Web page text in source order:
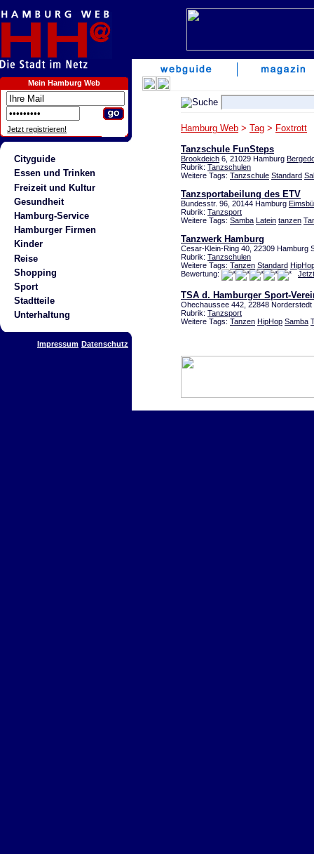
Mein Hamburg Web
Jetzt registrieren!
Cityguide
Essen und Trinken
Freizeit und Kultur
Gesundheit
Hamburg-Service
Hamburger Firmen
Kinder
Reise
Shopping
Sport
Stadtteile
Unterhaltung
Impressum Datenschutz
Hamburg Web > Tag > Foxtrott
Tanzschule FunSteps
Brookdeich 6, 21029 Hamburg
Rubrik: Tanzschulen
Weitere Tags: Tanzschule Standard
Tanzsportabeilung des ETV
Bundesstr. 96, 20144 Hamburg
Rubrik: Tanzsport
Weitere Tags: Samba Latein tanzen
Tanzwerk Hamburg
Cesar-Klein-Ring 40, 22309 Hamburg
Rubrik: Tanzschulen
Weitere Tags: Tanzen Standard
Bewertung:
TSA d. Hamburger Sport-
Ohechaussee 442, 22848
Rubrik: Tanzsport
Weitere Tags: Tanzen HipHop Samba